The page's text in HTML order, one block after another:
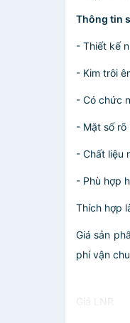
Thông tin
- Thiết kế
- Kim trôi
- Có chức
- Mặt số rõ
- Chất liệu
- Phù hợp
Thích hợp
Giá sản
phí vận
Giá LNR